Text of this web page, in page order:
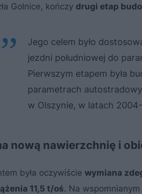
Golnice, kończy drugi etap
Jego celem było
jezdni południowej do
Pierwszym etapem była
parametrach
w Olszynie, w latach
nową nawierzchnię i
była oczywiście wymiana
11,5 t/oś. Na